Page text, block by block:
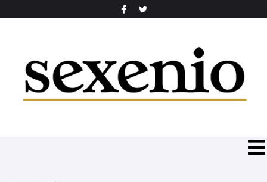
SEARCH THIS WEBSITE